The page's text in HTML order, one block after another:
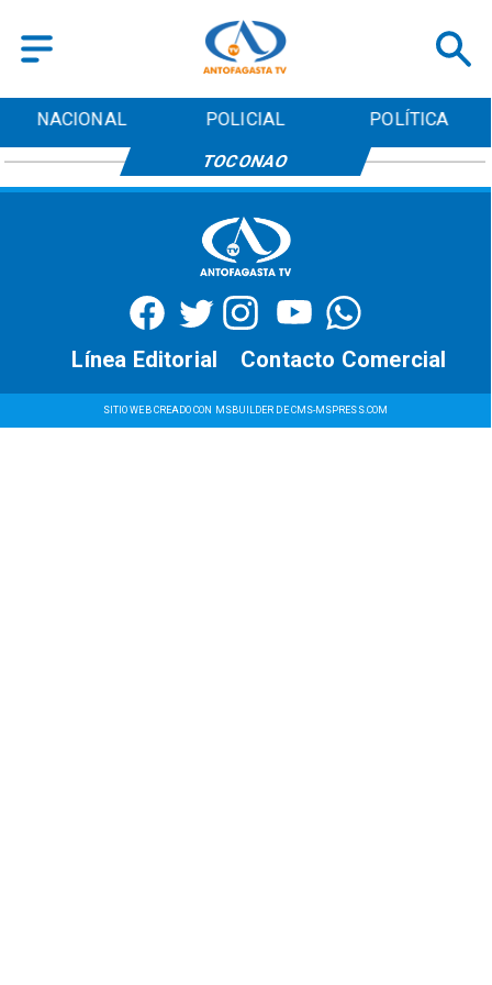
NACIONAL POLICIAL POLÍTICA
TOCONAO
SITIO WEB CREADO CON MSBUILDER DE CMS-MSPRESS.COM
Contacto Comercial
Línea Editorial